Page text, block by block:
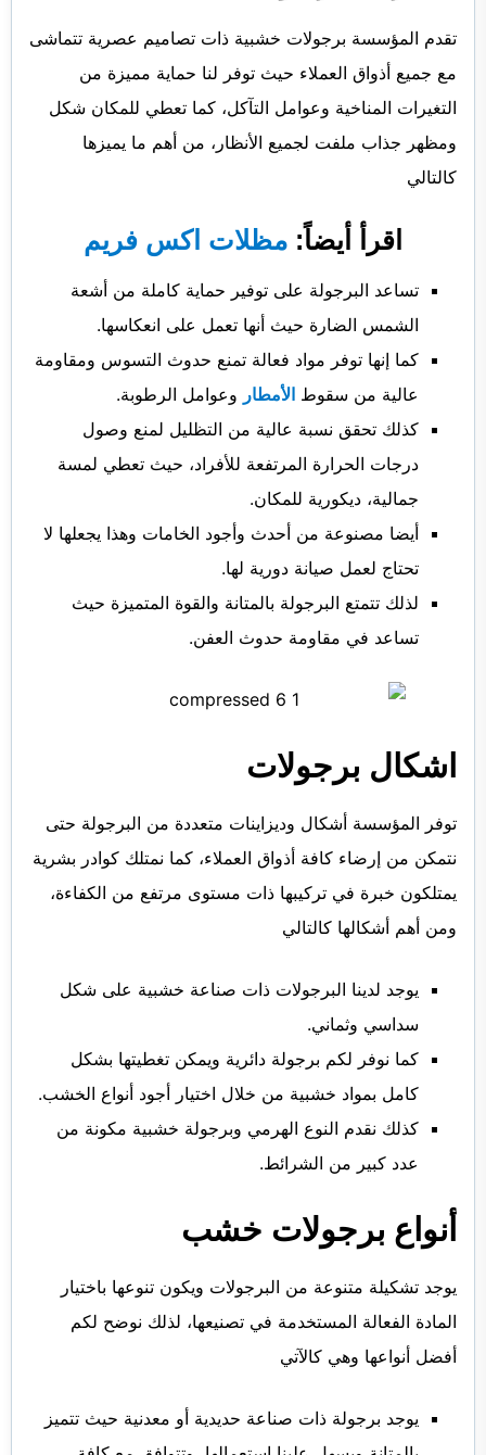
تقدم المؤسسة برجولات خشبية ذات تصاميم عصرية تتماشى
مع جميع أذواق العملاء حيث توفر لنا حماية مميزة من
التغيرات المناخية وعوامل التآكل، كما تعطي للمكان شكل
ومظهر جذاب ملفت لجميع الأنظار، من أهم ما يميزها
كالتالي
اقرأ أيضاً: مظلات اكس فريم
تساعد البرجولة على توفير حماية كاملة من أشعة
الشمس الضارة حيث أنها تعمل على انعكاسها.
كما إنها توفر مواد فعالة تمنع حدوث التسوس ومقاومة
عالية من سقوط الأمطار وعوامل الرطوبة.
كذلك تحقق نسبة عالية من التظليل لمنع وصول
درجات الحرارة المرتفعة للأفراد، حيث تعطي لمسة
جمالية، ديكورية للمكان.
أيضا مصنوعة من أحدث وأجود الخامات وهذا يجعلها لا
تحتاج لعمل صيانة دورية لها.
لذلك تتمتع البرجولة بالمتانة والقوة المتميزة حيث
تساعد في مقاومة حدوث العفن.
اشكال برجولات
توفر المؤسسة أشكال وديزاينات متعددة من البرجولة حتى
نتمكن من إرضاء كافة أذواق العملاء، كما نمتلك كوادر بشرية
يمتلكون خبرة في تركيبها ذات مستوى مرتفع من الكفاءة،
ومن أهم أشكالها كالتالي
يوجد لدينا البرجولات ذات صناعة خشبية على شكل
سداسي وثماني.
كما نوفر لكم برجولة دائرية ويمكن تغطيتها بشكل
كامل بمواد خشبية من خلال اختيار أجود أنواع الخشب.
كذلك نقدم النوع الهرمي وبرجولة خشبية مكونة من
عدد كبير من الشرائط.
أنواع برجولات خشب
يوجد تشكيلة متنوعة من البرجولات ويكون تنوعها باختيار
المادة الفعالة المستخدمة في تصنيعها، لذلك نوضح لكم
أفضل أنواعها وهي كالآتي
يوجد برجولة ذات صناعة حديدية أو معدنية حيث تتميز